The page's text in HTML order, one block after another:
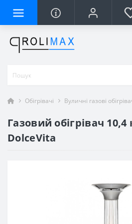
Обігрівачі Вуличні газові
Газовий обігрівач
DolceVita